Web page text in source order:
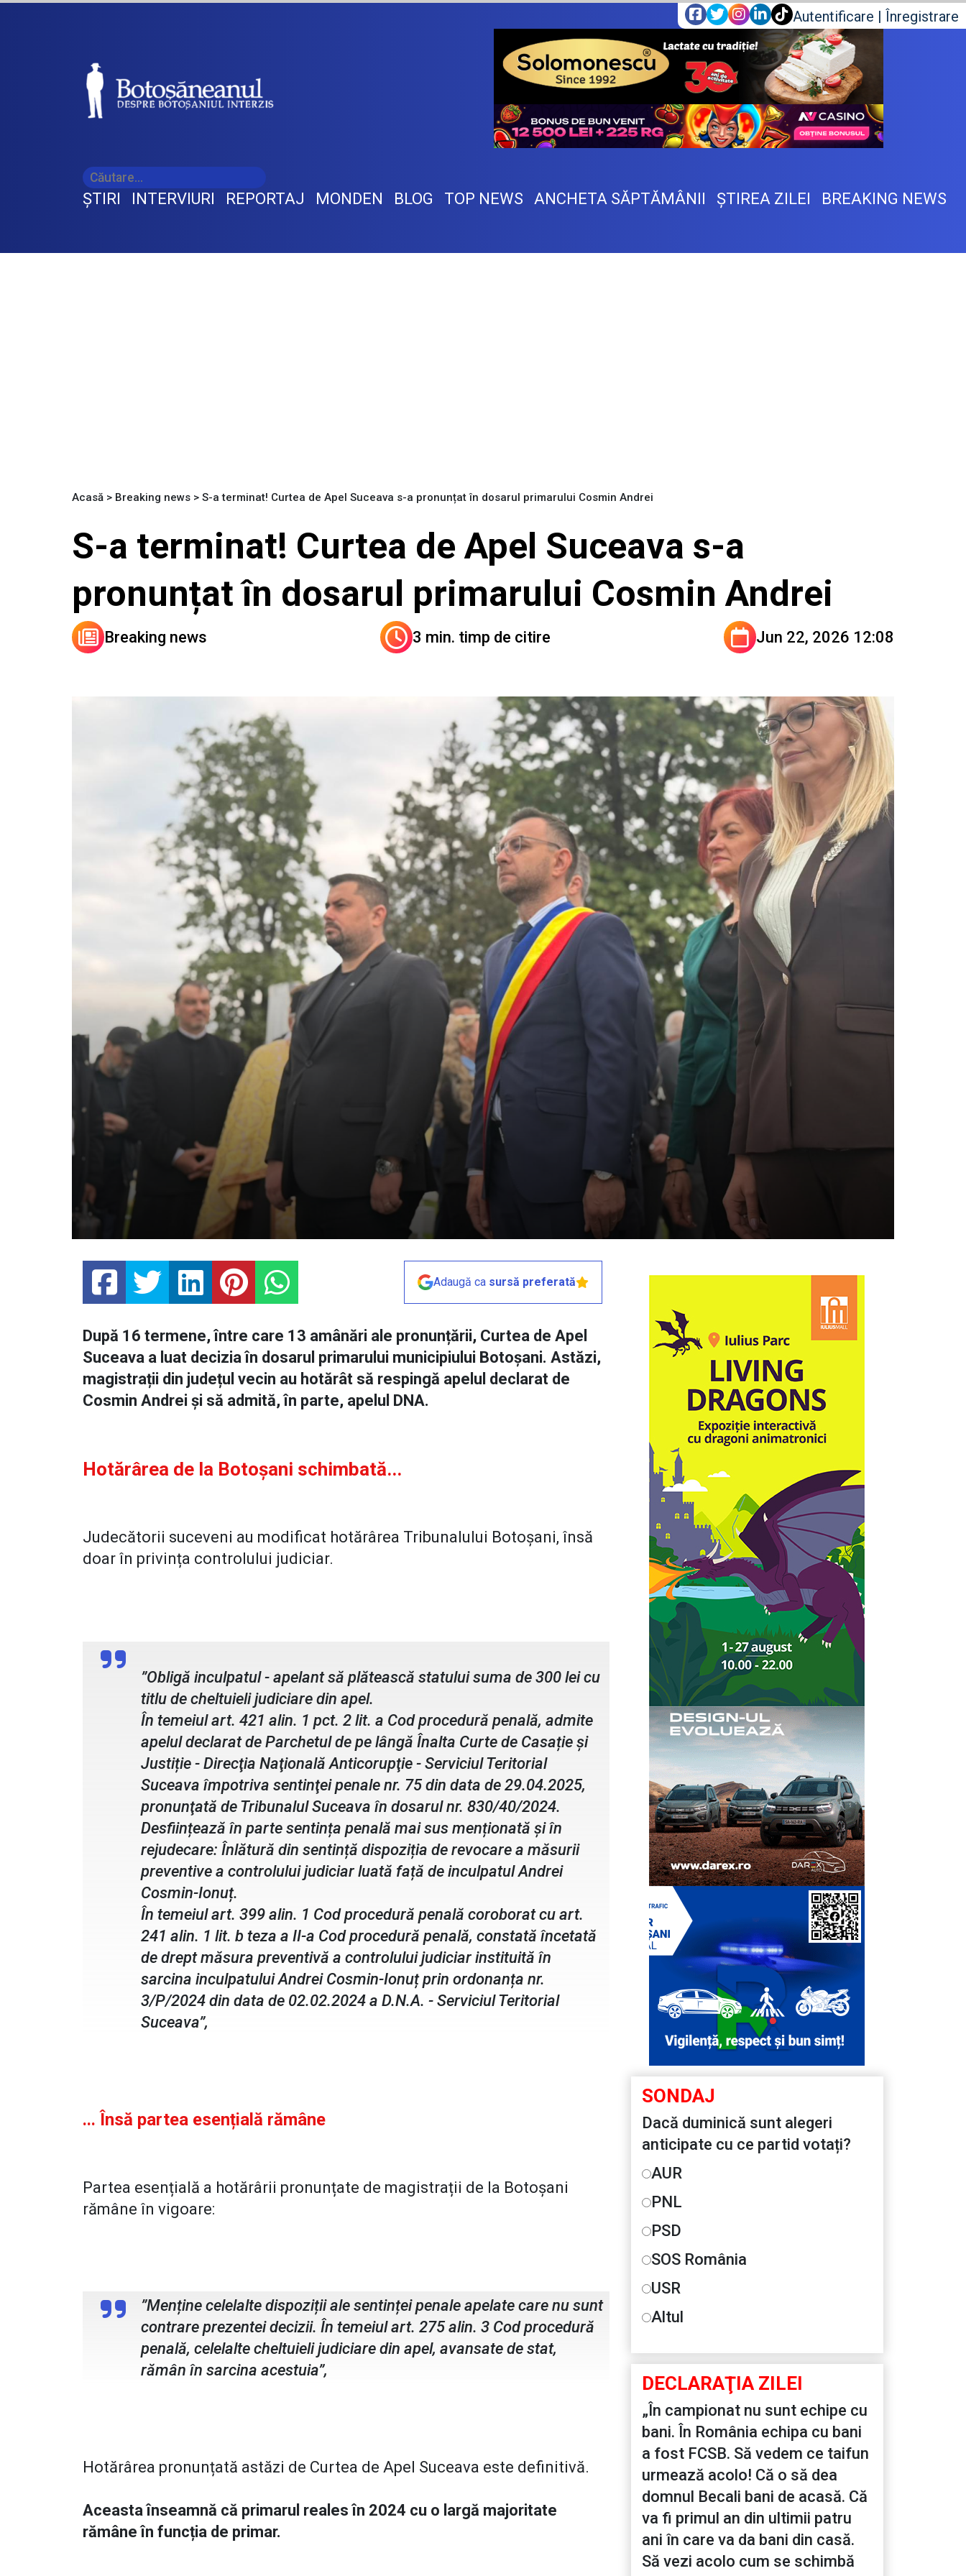
Autentificare | Înregistrare
ŞTIRI INTERVIURI REPORTAJ MONDEN BLOG TOP NEWS ANCHETA SĂPTĂMÂNII ŞTIREA ZILEI BREAKING NEWS
Acasă > Breaking news > S-a terminat! Curtea de Apel Suceava s-a pronunțat în dosarul primarului Cosmin Andrei
S-a terminat! Curtea de Apel Suceava s-a
pronunțat în dosarul primarului Cosmin Andrei
Breaking news 3 min. timp de citire Jun 22, 2026 12:08
Adaugă ca sursă preferată
După 16 termene, între care 13 amânări ale pronunțării, Curtea de Apel
Suceava a luat decizia în dosarul primarului municipiului Botoșani. Astăzi,
magistrații din județul vecin au hotărât să respingă apelul declarat de
Cosmin Andrei și să admită, în parte, apelul DNA.
Hotărârea de la Botoșani schimbată...
Judecătorii suceveni au modificat hotărârea Tribunalului Botoșani, însă
doar în privința controlului judiciar.
”Obligă inculpatul - apelant să plătească statului suma de 300 lei cu
titlu de cheltuieli judiciare din apel.
În temeiul art. 421 alin. 1 pct. 2 lit. a Cod procedură penală, admite
apelul declarat de Parchetul de pe lângă Înalta Curte de Casație și
Justiție - Direcţia Naţională Anticorupţie - Serviciul Teritorial
Suceava împotriva sentinţei penale nr. 75 din data de 29.04.2025,
pronunţată de Tribunalul Suceava în dosarul nr. 830/40/2024.
Desființează în parte sentința penală mai sus menționată și în
rejudecare: Înlătură din sentință dispoziția de revocare a măsurii
preventive a controlului judiciar luată față de inculpatul Andrei
Cosmin-Ionuț.
În temeiul art. 399 alin. 1 Cod procedură penală coroborat cu art.
241 alin. 1 lit. b teza a II-a Cod procedură penală, constată încetată
de drept măsura preventivă a controlului judiciar instituită în
sarcina inculpatului Andrei Cosmin-Ionuț prin ordonanța nr.
3/P/2024 din data de 02.02.2024 a D.N.A. - Serviciul Teritorial
Suceava”,
... Însă partea esențială rămâne
Partea esențială a hotărârii pronunțate de magistrații de la Botoșani
rămâne în vigoare:
”Menține celelalte dispoziții ale sentinței penale apelate care nu sunt
contrare prezentei decizii. În temeiul art. 275 alin. 3 Cod procedură
penală, celelalte cheltuieli judiciare din apel, avansate de stat,
rămân în sarcina acestuia”,
Hotărârea pronunțată astăzi de Curtea de Apel Suceava este definitivă.
Aceasta înseamnă că primarul reales în 2024 cu o largă majoritate
rămâne în funcția de primar.
SONDAJ
Dacă duminică sunt alegeri
anticipate cu ce partid votați?
AUR
PNL
PSD
SOS România
USR
Altul
DECLARAŢIA ZILEI
„În campionat nu sunt echipe cu
bani. În România echipa cu bani
a fost FCSB. Să vedem ce taifun
urmează acolo! Că o să dea
domnul Becali bani de acasă. Că
va fi primul an din ultimii patru
ani în care va da bani din casă.
Să vezi acolo cum se schimbă